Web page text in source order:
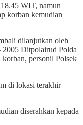
WIT, namun
korban kemudian
dilanjutkan oleh
Ditpolairud Polda
personil Polsek
di lokasi terakhir
diserahkan kepada